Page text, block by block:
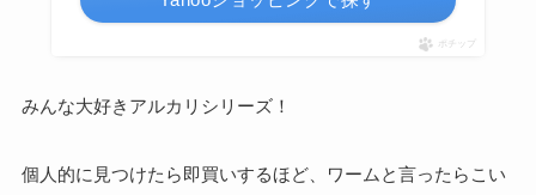
ポチップ
みんな大好きアルカリシリーズ！
個人的に見つけたら即買いするほど、ワームと言ったらこい